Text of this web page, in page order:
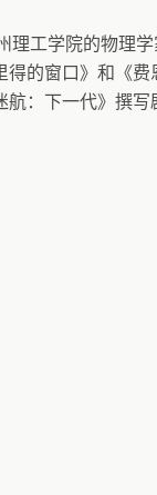
理工学院的物理
得的窗口》和《费
航：下一代》撰写